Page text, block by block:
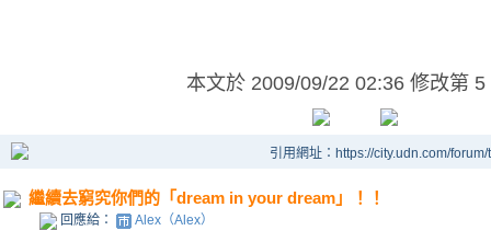
本文於 2009/09/22 02:36 修改第 5
引用網址：https://city.udn.com/
繼續去窮究你們的「dream in your dream」！！
回應給： Alex（Alex）